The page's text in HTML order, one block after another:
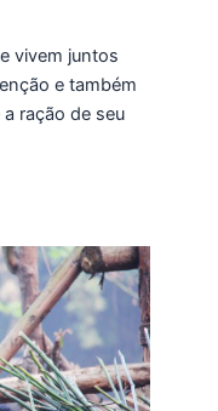
vivem juntos
e também
ração de seu